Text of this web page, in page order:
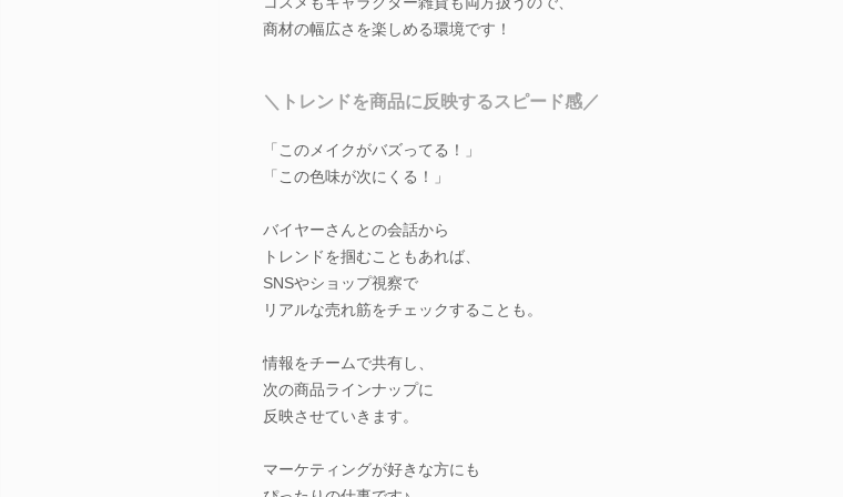
商材の幅広さを楽しめる環境です！
＼トレンドを商品に反映するスピード感／
「このメイクがバズってる！」
「この色味が次にくる！」
バイヤーさんとの会話から
トレンドを掴むこともあれば、
SNSやショップ視察で
リアルな売れ筋をチェックすることも。
情報をチームで共有し、
次の商品ラインナップに
反映させていきます。
マーケティングが好きな方にも